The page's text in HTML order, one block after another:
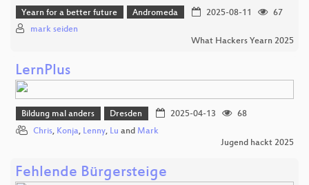
Yearn for a better future Andromeda 2025-08-11
67
mark seiden
What Hackers Yearn 2025
LernPlus
Bildung mal anders Dresden 2025-04-13
68
Chris, Konja, Lenny, Lu and Mark
Jugend hackt 2025
Fehlende Bürgersteige